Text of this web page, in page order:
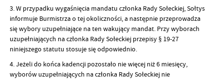
3. W przypadku wygaśnięcia mandatu członka Rady Sołeckiej, Sołtys
informuje Burmistrza o tej okoliczności, a następnie przeprowadza
się wybory uzupełniające na ten wakujący mandat. Przy wyborach
uzupełniających na członka Rady Sołeckiej przepisy § 19-27
niniejszego statutu stosuje się odpowiednio.
4. Jeżeli do końca kadencji pozostało nie więcej niż 6 miesięcy,
wyborów uzupełniających na członka Rady Sołeckiej nie